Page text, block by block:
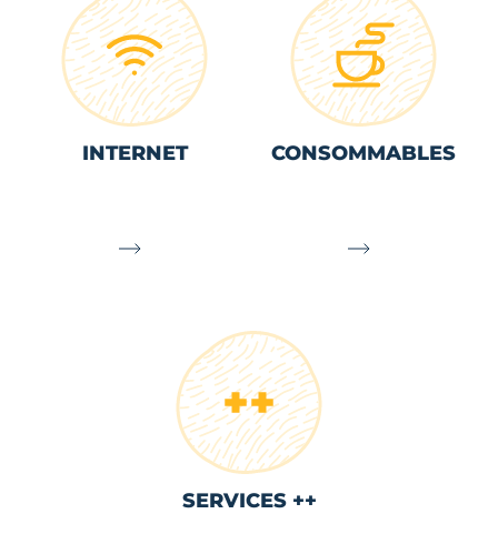
INTERNET CONSOMMABLES
SERVICES ++